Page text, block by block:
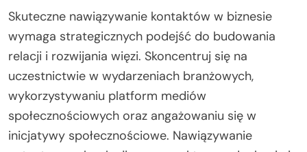
Skuteczne nawiązywanie kontaktów w biznesie
wymaga strategicznych podejść do budowania
relacji i rozwijania więzi. Skoncentruj się na
uczestnictwie w wydarzeniach branżowych,
wykorzystywaniu platform mediów
społecznościowych oraz angażowaniu się w
inicjatywy społecznościowe. Nawiązywanie